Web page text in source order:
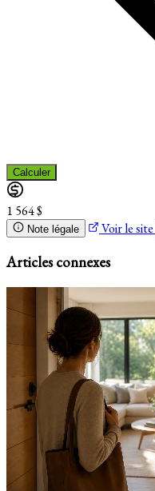
Calculer
1 564 $
Note légale Voir le site
Articles connexes